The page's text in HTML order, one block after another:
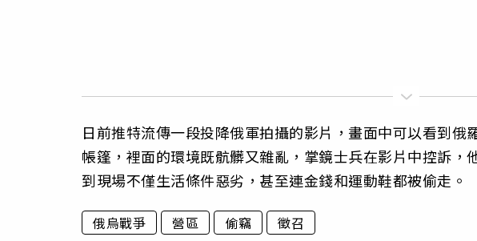
日前推特流傳一段投降俄軍拍攝的影片，畫面中可以看到
帳篷，裡面的環境既骯髒又雜亂，掌鏡士兵在影片中控訴，
到現場不僅生活條件惡劣，甚至連金錢和運動鞋都被偷走。
俄烏戰爭 營區 偷竊 徵召